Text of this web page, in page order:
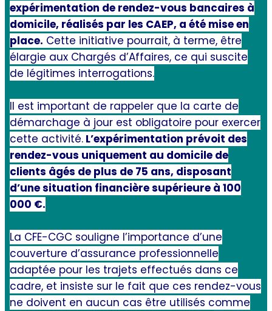
expérimentation de rendez-vous bancaires à
domicile, réalisés par les CAEP, a été mise en
place. Cette initiative pourrait, à terme, être
élargie aux Chargés d’Affaires, ce qui suscite
de légitimes interrogations.
Il est important de rappeler que la carte de
démarchage à jour est obligatoire pour exercer
cette activité. L’expérimentation prévoit des
rendez-vous uniquement au domicile de
clients âgés de plus de 75 ans, disposant
d’une situation financière supérieure à 100
000 €.
La CFE-CGC souligne l’importance d’une
couverture d’assurance professionnelle
adaptée pour les trajets effectués dans ce
cadre, et insiste sur le fait que ces rendez-vous
ne doivent en aucun cas être utilisés comme